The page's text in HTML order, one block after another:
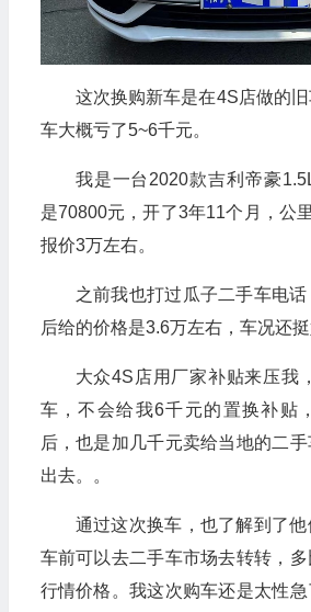
这次换购新车是在4S店做的
车大概亏了5~6千元。
我是一台2020款吉利帝豪
是70800元，开了3年11个月，公
报价3万左右。
之前我也打过瓜子二手车电
后给的价格是3.6万左右，车况还挺
大众4S店用厂家补贴来压我
车，不会给我6千元的置换补贴
后，也是加几千元卖给当地的二
出去。。
通过这次换车，也了解到了
车前可以去二手车市场去转转，
行情价格。我这次购车还是太性